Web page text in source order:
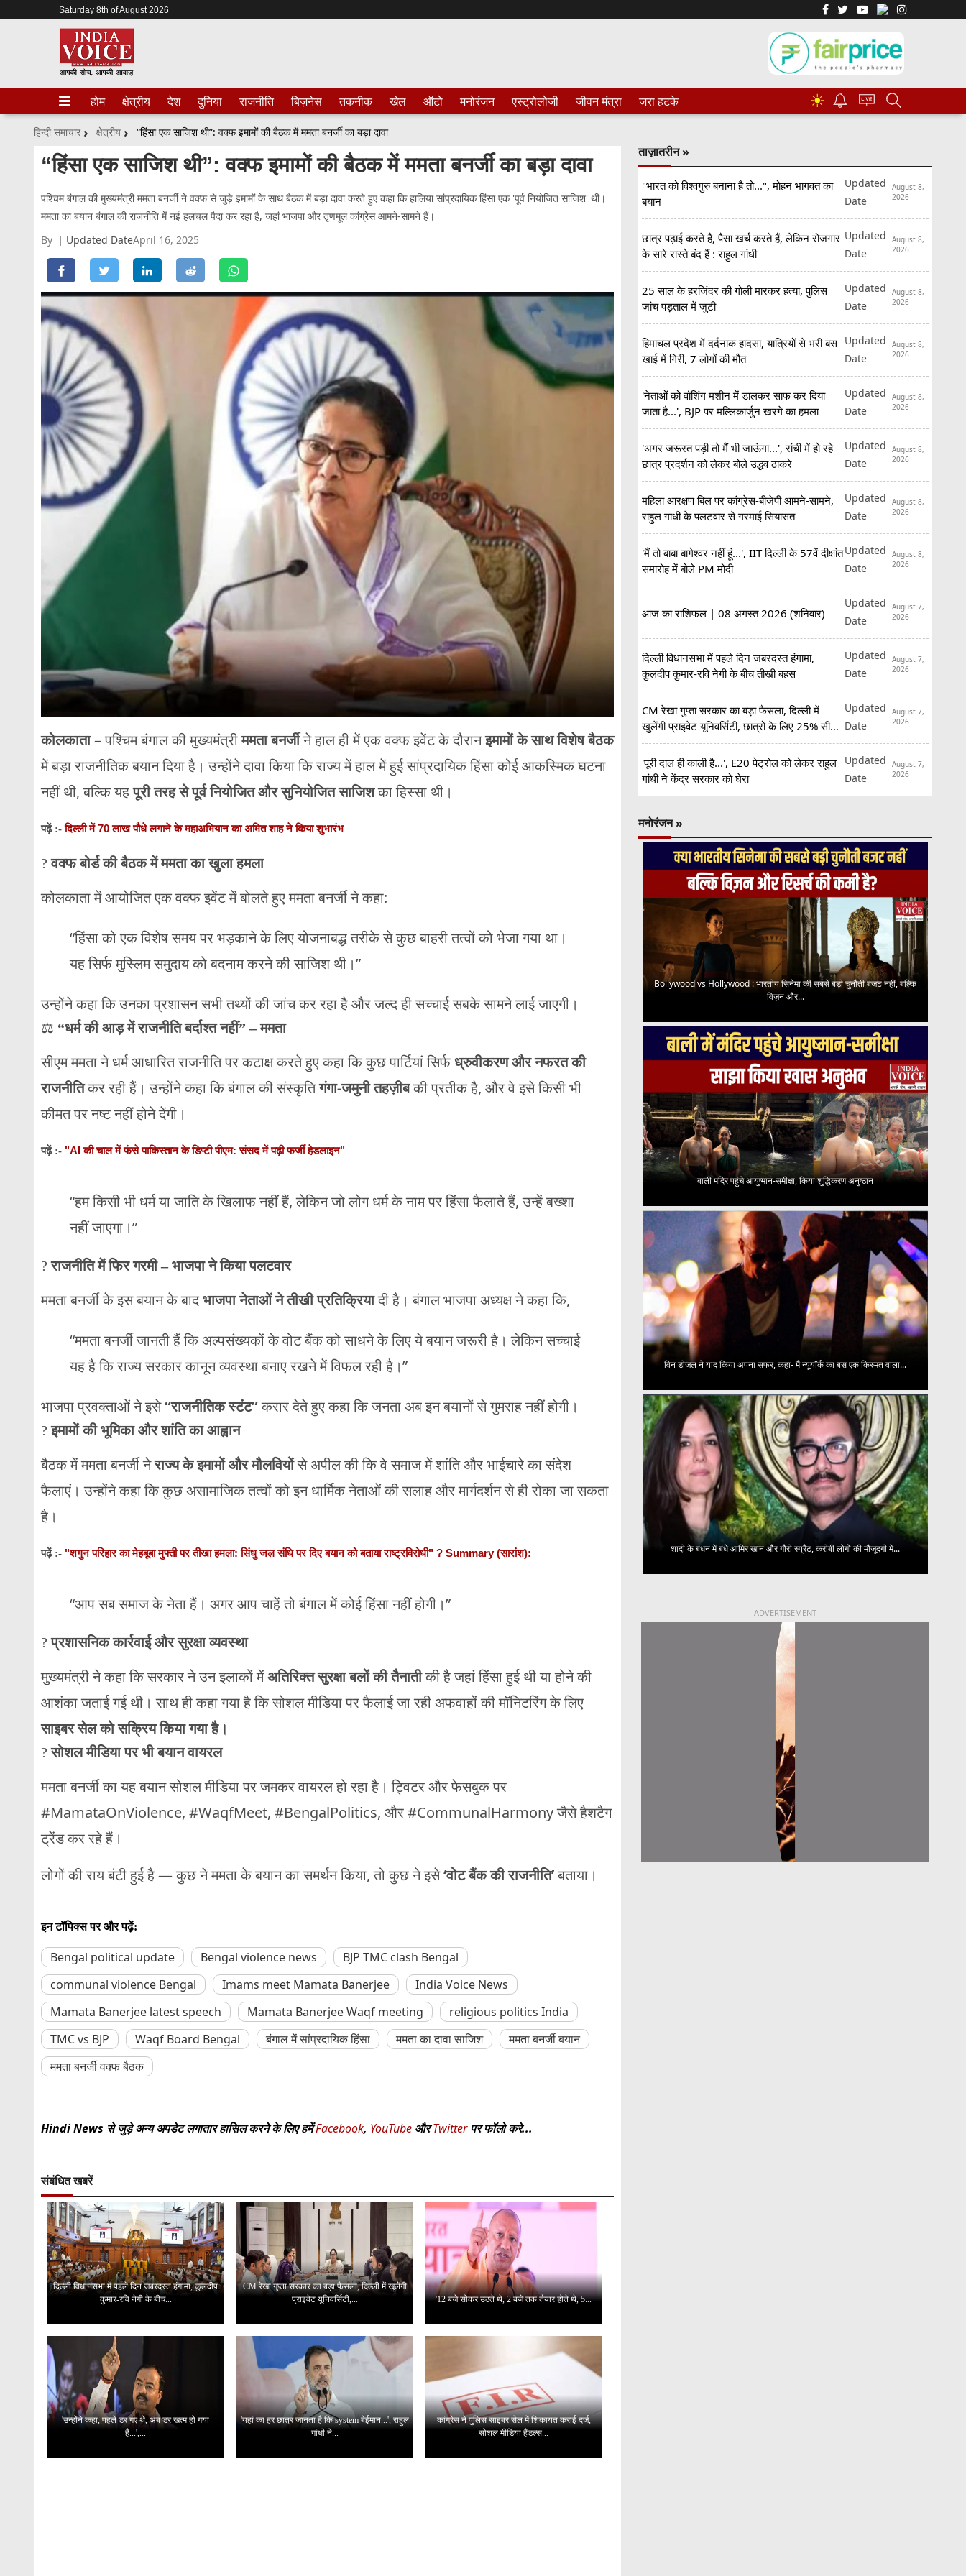
Saturday 8th of August 2026
होम क्षेत्रीय देश दुनिया राजनीति बिज़नेस तकनीक खेल ऑटो मनोरंजन एस्ट्रोलोजी जीवन मंत्रा जरा हटके ☀
हिन्दी समाचार क्षेत्रीय “हिंसा एक साजिश थी”: वक्फ इमामों की बैठक में ममता बनर्जी का बड़ा दावा
“हिंसा एक साजिश थी”: वक्फ इमामों की बैठक में ममता बनर्जी का बड़ा दावा
पश्चिम बंगाल की मुख्यमंत्री ममता बनर्जी ने वक्फ से जुड़े इमामों के साथ बैठक में बड़ा दावा करते हुए कहा कि हालिया सांप्रदायिक हिंसा एक 'पूर्व नियोजित साजिश' थी।
ममता का बयान बंगाल की राजनीति में नई हलचल पैदा कर रहा है, जहां भाजपा और तृणमूल कांग्रेस आमने-सामने हैं।
By
Updated DateApril 16, 2025
कोलकाता– पश्चिम बंगाल की मुख्यमंत्रीममता बनर्जीने हाल ही में एक वक्फ इवेंट के दौरानइमामों के साथ विशेष बैठक
में बड़ा राजनीतिक बयान दिया है। उन्होंने दावा किया कि राज्य में हाल में हुई सांप्रदायिक हिंसा कोई आकस्मिक घटना
नहीं थी, बल्कि यहपूरी तरह से पूर्व नियोजित और सुनियोजित साजिशका हिस्सा थी।
पढ़ें :-दिल्ली में 70 लाख पौधे लगाने के महाअभियान का अमित शाह ने किया शुभारंभ
?वक्फ बोर्ड की बैठक में ममता का खुला हमला
कोलकाता में आयोजित एक वक्फ इवेंट में बोलते हुए ममता बनर्जी ने कहा:
“हिंसा को एक विशेष समय पर भड़काने के लिए योजनाबद्ध तरीके से कुछ बाहरी तत्वों को भेजा गया था।
यह सिर्फ मुस्लिम समुदाय को बदनाम करने की साजिश थी।”
उन्होंने कहा कि उनका प्रशासन सभी तथ्यों की जांच कर रहा है और जल्द ही सच्चाई सबके सामने लाई जाएगी।
⚖️ “धर्म की आड़ में राजनीति बर्दाश्त नहीं” – ममता
सीएम ममता ने धर्म आधारित राजनीति पर कटाक्ष करते हुए कहा कि कुछ पार्टियां सिर्फ ध्रुवीकरण और नफरत की
राजनीतिकर रही हैं। उन्होंने कहा कि बंगाल की संस्कृतिगंगा-जमुनी तहज़ीबकी प्रतीक है, और वे इसे किसी भी
कीमत पर नष्ट नहीं होने देंगी।
पढ़ें :- "AI की चाल में फंसे पाकिस्तान के डिप्टी पीएम: संसद में पढ़ी फर्जी हेडलाइन"
“हम किसी भी धर्म या जाति के खिलाफ नहीं हैं, लेकिन जो लोग धर्म के नाम पर हिंसा फैलाते हैं, उन्हें बख्शा
नहीं जाएगा।”
?राजनीति में फिर गरमी – भाजपा ने किया पलटवार
ममता बनर्जी के इस बयान के बादभाजपा नेताओं ने तीखी प्रतिक्रियादी है। बंगाल भाजपा अध्यक्ष ने कहा कि,
“ममता बनर्जी जानती हैं कि अल्पसंख्यकों के वोट बैंक को साधने के लिए ये बयान जरूरी है। लेकिन सच्चाई
यह है कि राज्य सरकार कानून व्यवस्था बनाए रखने में विफल रही है।”
भाजपा प्रवक्ताओं ने इसे“राजनीतिक स्टंट”करार देते हुए कहा कि जनता अब इन बयानों से गुमराह नहीं होगी।
?️इमामों की भूमिका और शांति का आह्वान
बैठक में ममता बनर्जी नेराज्य के इमामों और मौलवियोंसे अपील की कि वे समाज में शांति और भाईचारे का संदेश
फैलाएं। उन्होंने कहा कि कुछ असामाजिक तत्वों को इन धार्मिक नेताओं की सलाह और मार्गदर्शन से ही रोका जा सकता
है।
पढ़ें :- "शगुन परिहार का मेहबूबा मुफ्ती पर तीखा हमला: सिंधु जल संधि पर दिए बयान को बताया राष्ट्रविरोधी" ? Summary (सारांश):
“आप सब समाज के नेता हैं। अगर आप चाहें तो बंगाल में कोई हिंसा नहीं होगी।”
?प्रशासनिक कार्रवाई और सुरक्षा व्यवस्था
मुख्यमंत्री ने कहा कि सरकार ने उन इलाकों मेंअतिरिक्त सुरक्षा बलों की तैनातीकी है जहां हिंसा हुई थी या होने की
आशंका जताई गई थी। साथ ही कहा गया है कि सोशल मीडिया पर फैलाई जा रही अफवाहों की मॉनिटरिंग के लिए
साइबर सेल को सक्रिय किया गया है।
?सोशल मीडिया पर भी बयान वायरल
ममता बनर्जी का यह बयान सोशल मीडिया पर जमकर वायरल हो रहा है। ट्विटर और फेसबुक पर
#MamataOnViolence, #WaqfMeet, #BengalPolitics, और #CommunalHarmony जैसे हैशटैग
ट्रेंड कर रहे हैं।
लोगों की राय बंटी हुई है — कुछ ने ममता के बयान का समर्थन किया, तो कुछ ने इसे‘वोट बैंक की राजनीति’बताया।
इन टॉपिक्स पर और पढ़ें:
Bengal political update Bengal violence news
BJP TMC clash Bengal
communal violence Bengal
Imams meet Mamata Banerjee
India Voice News
Mamata Banerjee latest speech
Mamata Banerjee Waqf meeting
religious politics India
TMC vs BJP
Waqf Board Bengal बंगाल में सांप्रदायिक हिंसा ममता का दावा साजिश
ममता बनर्जी बयान
ममता बनर्जी वक्फ बैठक
Hindi News से जुड़े अन्य अपडेट लगातार हासिल करने के लिए हमेंFacebook, YouTube औरTwitterपर फॉलो करे...
संबंधित खबरें
दिल्ली विधानसभा में पहले दिन जबरदस्त हंगामा, कुलदीप
कुमार-रवि नेगी के बीच...
CM रेखा गुप्ता सरकार का बड़ा फैसला, दिल्ली में खुलेंगी
प्राइवेट यूनिवर्सिटी,...
'12 बजे सोकर उठते थे, 2 बजे तक तैयार होते थे, 5...
'उन्होंने कहा, पहले डर गए थे, अब डर खत्म हो गया
है...',...
'यहां का हर छात्र जानता है कि system बेईमान...', राहुल
गांधी ने...
कांग्रेस ने पुलिस साइबर सेल में शिकायत कराई दर्ज,
सोशल मीडिया हैंडल्स...
ताज़ातरीन »
"भारत को विश्वगुरु बनाना है तो...", मोहन भागवत का
बयान
Updated
Date
August 8,
2026
छात्र पढ़ाई करते हैं, पैसा खर्च करते हैं, लेकिन रोजगार
के सारे रास्ते बंद हैं : राहुल गांधी
Updated
Date
August 8,
2026
25 साल के हरजिंदर की गोली मारकर हत्या, पुलिस
जांच पड़ताल में जुटी
Updated
Date
August 8,
2026
हिमाचल प्रदेश में दर्दनाक हादसा, यात्रियों से भरी बस
खाई में गिरी, 7 लोगों की मौत
Updated
Date
August 8,
2026
'नेताओं को वॉशिंग मशीन में डालकर साफ कर दिया
जाता है...', BJP पर मल्लिकार्जुन खरगे का हमला
Updated
Date
August 8,
2026
'अगर जरूरत पड़ी तो मैं भी जाऊंगा...', रांची में हो रहे
छात्र प्रदर्शन को लेकर बोले उद्धव ठाकरे
Updated
Date
August 8,
2026
महिला आरक्षण बिल पर कांग्रेस-बीजेपी आमने-सामने,
राहुल गांधी के पलटवार से गरमाई सियासत
Updated
Date
August 8,
2026
'मैं तो बाबा बागेश्वर नहीं हूं...', IIT दिल्ली के 57वें दीक्षांत
समारोह में बोले PM मोदी
Updated
Date
August 8,
2026
आज का राशिफल | 08 अगस्त 2026 (शनिवार)
Updated
Date
August 7,
2026
दिल्ली विधानसभा में पहले दिन जबरदस्त हंगामा,
कुलदीप कुमार-रवि नेगी के बीच तीखी बहस
Updated
Date
August 7,
2026
CM रेखा गुप्ता सरकार का बड़ा फैसला, दिल्ली में
खुलेंगी प्राइवेट यूनिवर्सिटी, छात्रों के लिए 25% सीटें
रिजर्व
Updated
Date
August 7,
2026
'पूरी दाल ही काली है...', E20 पेट्रोल को लेकर राहुल
गांधी ने केंद्र सरकार को घेरा
Updated
Date
August 7,
2026
मनोरंजन »
Bollywood vs Hollywood : भारतीय सिनेमा की सबसे बड़ी चुनौती बजट नहीं, बल्कि
विज़न और...
बाली मंदिर पहुंचे आयुष्मान-समीक्षा, किया शुद्धिकरण अनुष्ठान
विन डीजल ने याद किया अपना सफर, कहा- मैं न्यूयॉर्क का बस एक किस्मत वाला...
शादी के बंधन में बंधे आमिर खान और गौरी स्प्रैट, करीबी लोगों की मौजूदगी में...
ADVERTISEMENT